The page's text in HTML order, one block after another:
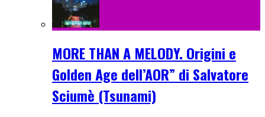
MORE THAN A MELODY. Origini e
Golden Age dell’AOR” di Salvatore
Sciumè (Tsunami)